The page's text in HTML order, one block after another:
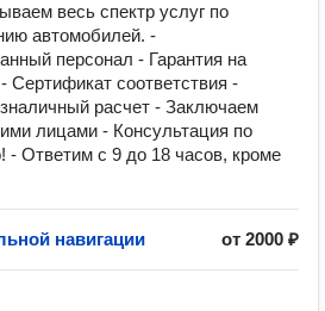
весь спектр услуг по
автомобилей. -
персонал - Гарантия на
соответствия -
расчет - Заключаем
лицами - Консультация по
- Ответим с 9 до 18 часов, кроме
навигации от 2000 ₽